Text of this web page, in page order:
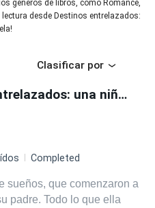
géneros de libros, como Romance,
lectura desde Destinos entrelazados:
Clasificar por
Destinos entrelazados: una niñera en la hacienda
Completed
sueños, que comenzaron a
padre. Todo lo que ella